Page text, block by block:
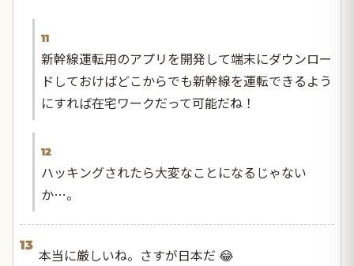
11
新幹線運転用のアプリを開発して端末にダウンロー
ドしておけばどこからでも新幹線を運転できるよう
にすれば在宅ワークだって可能だね！
12
ハッキングされたら大変なことになるじゃない
か…。
13
本当に厳しいね。さすが日本だ 😂